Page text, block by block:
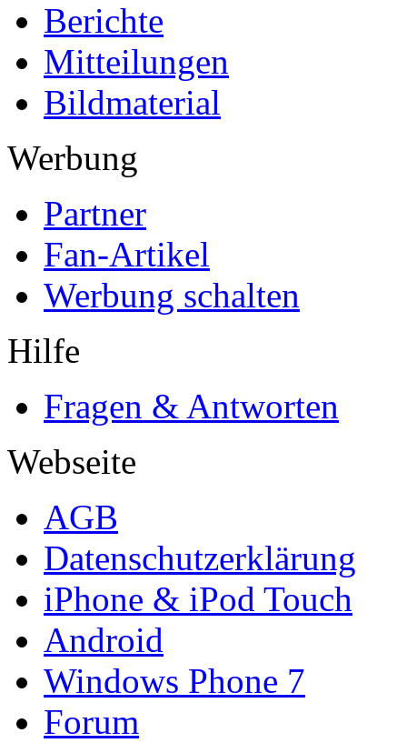
Berichte
Mitteilungen
Bildmaterial
Werbung
Partner
Fan-Artikel
Werbung schalten
Hilfe
Fragen & Antworten
Webseite
AGB
Datenschutzerklärung
iPhone & iPod Touch
Android
Windows Phone 7
Forum